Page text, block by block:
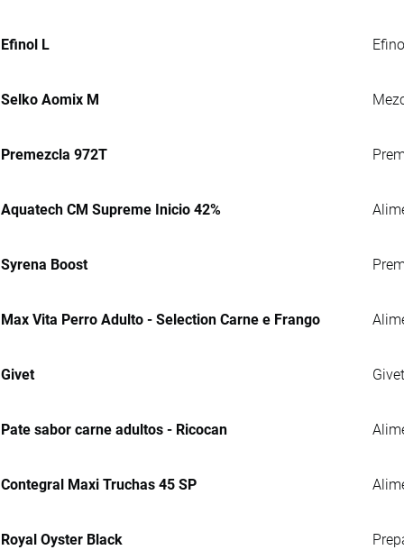
Efinol L
Selko Aomix M
Premezcla 972T
Aquatech CM Supreme Inicio 42%
Syrena Boost
Max Vita Perro Adulto - Selection Carne e Frango
Givet
Pate sabor carne adultos - Ricocan
Contegral Maxi Truchas 45 SP
Royal Oyster Black